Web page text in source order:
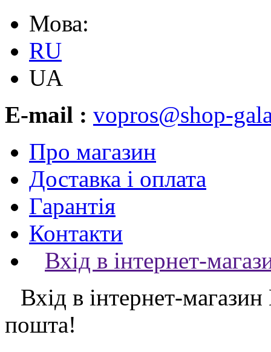
Мова:
RU
UA
E-mail : vopros@shop-
Про магазин
Доставка і оплата
Гарантія
Контакти
Вхід в інтернет-
Вхід в інтернет-магазин
пошта!